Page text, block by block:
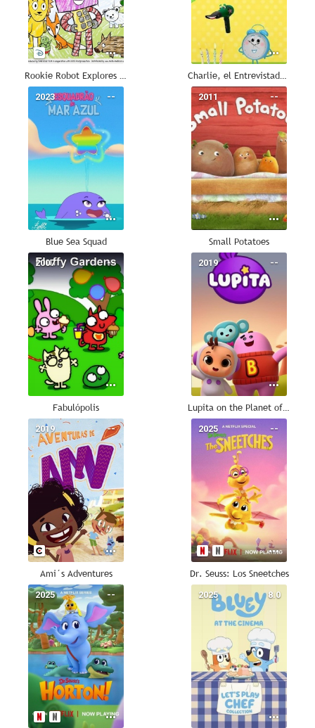
Rookie Robot Explores the World Charlie, el Entrevistador De Cosas
--
2023
Blue Sea Squad
--
2011
Small Potatoes
--
2007
Fabulópolis
--
2019
Lupita on the Planet of the Grown-Ups
--
2019
Ami´s Adventures
--
2025
Dr. Seuss: Los Sneetches
--
2025 8.0
2025